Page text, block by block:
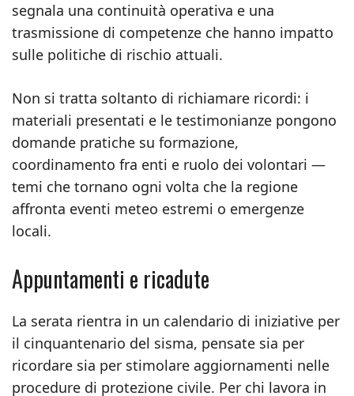
segnala una continuità operativa e una
trasmissione di competenze che hanno impatto
sulle politiche di rischio attuali.
Non si tratta soltanto di richiamare ricordi: i
materiali presentati e le testimonianze pongono
domande pratiche su formazione,
coordinamento fra enti e ruolo dei volontari —
temi che tornano ogni volta che la regione
affronta eventi meteo estremi o emergenze
locali.
Appuntamenti e ricadute
La serata rientra in un calendario di iniziative per
il cinquantenario del sisma, pensate sia per
ricordare sia per stimolare aggiornamenti nelle
procedure di protezione civile. Per chi lavora in